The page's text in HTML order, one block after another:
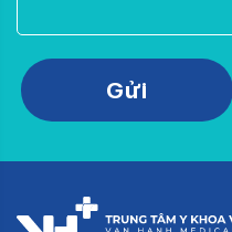
Please leave this field empty.
Gửi